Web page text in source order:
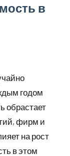
в
годом
обрастает
фирм и
на рост
в этом